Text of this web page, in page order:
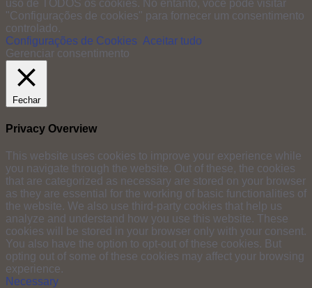
uso de TODOS os cookies. No entanto, você pode visitar
"Configurações de cookies" para fornecer um consentimento
controlado.
Configurações de Cookies Aceitar tudo
Gerenciar consentimento
Fechar
Privacy Overview
This website uses cookies to improve your experience while
you navigate through the website. Out of these, the cookies
that are categorized as necessary are stored on your browser
as they are essential for the working of basic functionalities of
the website. We also use third-party cookies that help us
analyze and understand how you use this website. These
cookies will be stored in your browser only with your consent.
You also have the option to opt-out of these cookies. But
opting out of some of these cookies may affect your browsing
experience.
Necessary